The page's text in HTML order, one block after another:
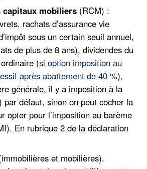
capitaux mobiliers (RCM) :
rachats d’assurance vie
sous un certain seuil annuel,
de plus de 8 ans), dividendes du
(si option imposition au
après abattement de 40 %),
générale, il y a imposition à la
par défaut, sinon on peut cocher la
opter pour l’imposition au barème
En rubrique 2 de la déclaration
et mobilières).